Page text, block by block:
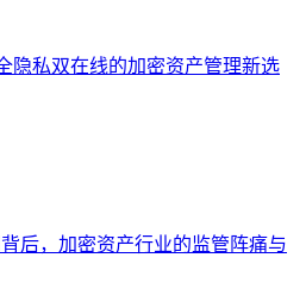
隐私双在线的加密资产管理新选
后，加密资产行业的监管阵痛与